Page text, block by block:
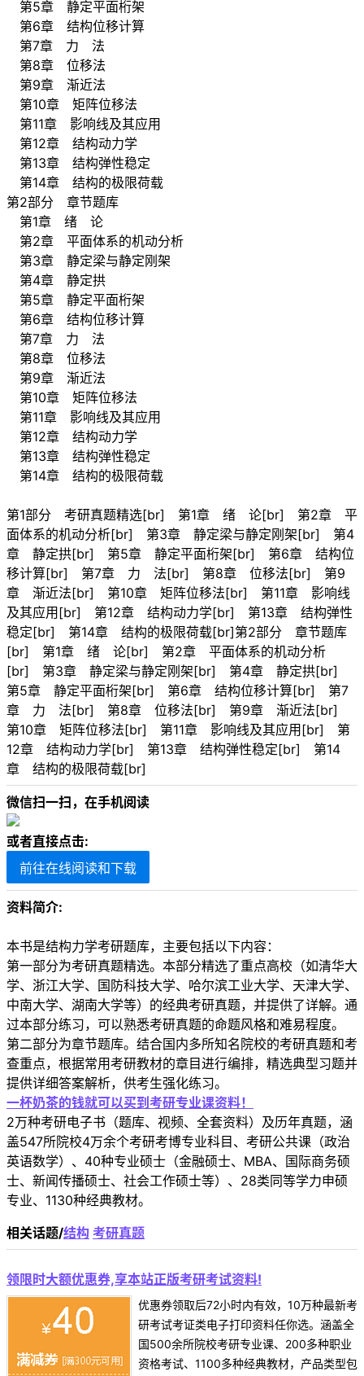
第5章 静定平面桁架
第6章 结构位移计算
第7章 力 法
第8章 位移法
第9章 渐近法
第10章 矩阵位移法
第11章 影响线及其应用
第12章 结构动力学
第13章 结构弹性稳定
第14章 结构的极限荷载
第2部分 章节题库
第1章 绪 论
第2章 平面体系的机动分析
第3章 静定梁与静定刚架
第4章 静定拱
第5章 静定平面桁架
第6章 结构位移计算
第7章 力 法
第8章 位移法
第9章 渐近法
第10章 矩阵位移法
第11章 影响线及其应用
第12章 结构动力学
第13章 结构弹性稳定
第14章 结构的极限荷载
第1部分 考研真题精选[br] 第1章 绪 论[br] 第2章 平
面体系的机动分析[br] 第3章 静定梁与静定刚架[br] 第4
章 静定拱[br] 第5章 静定平面桁架[br] 第6章 结构位
移计算[br] 第7章 力 法[br] 第8章 位移法[br] 第9
章 渐近法[br] 第10章 矩阵位移法[br] 第11章 影响线
及其应用[br] 第12章 结构动力学[br] 第13章 结构弹性
稳定[br] 第14章 结构的极限荷载[br]第2部分 章节题库
[br] 第1章 绪 论[br] 第2章 平面体系的机动分析
[br] 第3章 静定梁与静定刚架[br] 第4章 静定拱[br]
第5章 静定平面桁架[br] 第6章 结构位移计算[br] 第7
章 力 法[br] 第8章 位移法[br] 第9章 渐近法[br]
第10章 矩阵位移法[br] 第11章 影响线及其应用[br] 第
12章 结构动力学[br] 第13章 结构弹性稳定[br] 第14
章 结构的极限荷载[br]
微信扫一扫，在手机阅读
或者直接点击:
前往在线阅读和下载
资料简介:
本书是结构力学考研题库，主要包括以下内容：
第一部分为考研真题精选。本部分精选了重点高校（如清华大
学、浙江大学、国防科技大学、哈尔滨工业大学、天津大学、
中南大学、湖南大学等）的经典考研真题，并提供了详解。通
过本部分练习，可以熟悉考研真题的命题风格和难易程度。
第二部分为章节题库。结合国内多所知名院校的考研真题和考
查重点，根据常用考研教材的章目进行编排，精选典型习题并
提供详细答案解析，供考生强化练习。
一杯奶茶的钱就可以买到考研专业课资料！
2万种考研电子书（题库、视频、全套资料）及历年真题，涵
盖547所院校4万余个考研考博专业科目、考研公共课（政治
英语数学）、40种专业硕士（金融硕士、MBA、国际商务硕
士、新闻传播硕士、社会工作硕士等）、28类同等学力申硕
专业、1130种经典教材。
相关话题/结构 考研真题
领限时大额优惠券,享本站正版考研考试资料!
优惠券领取后72小时内有效，10万种最新考
研考试考证类电子打印资料任你选。涵盖全
国500余所院校考研专业课、200多种职业
资格考试、1100多种经典教材，产品类型包